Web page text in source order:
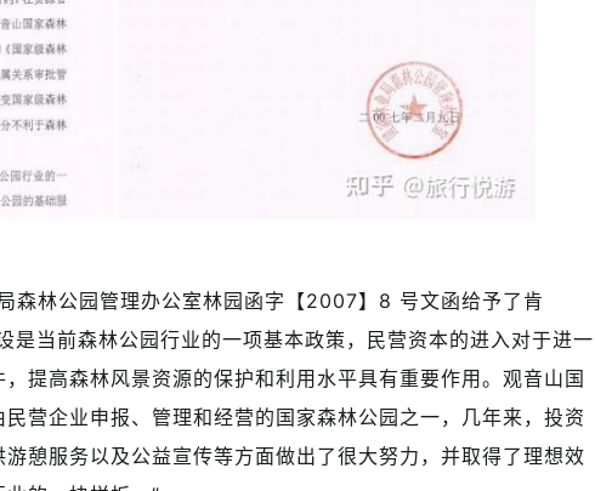
林公园管理办公室林园函字【2007】8 号文函给予了肯
是当前森林公园行业的一项基本政策，民营资本的进入对于进一
提高森林风景资源的保护和利用水平具有重要作用。观音山国
营企业申报、管理和经营的国家森林公园之一，几年来，投资
憩服务以及公益宣传等方面做出了很大努力，并取得了理想效